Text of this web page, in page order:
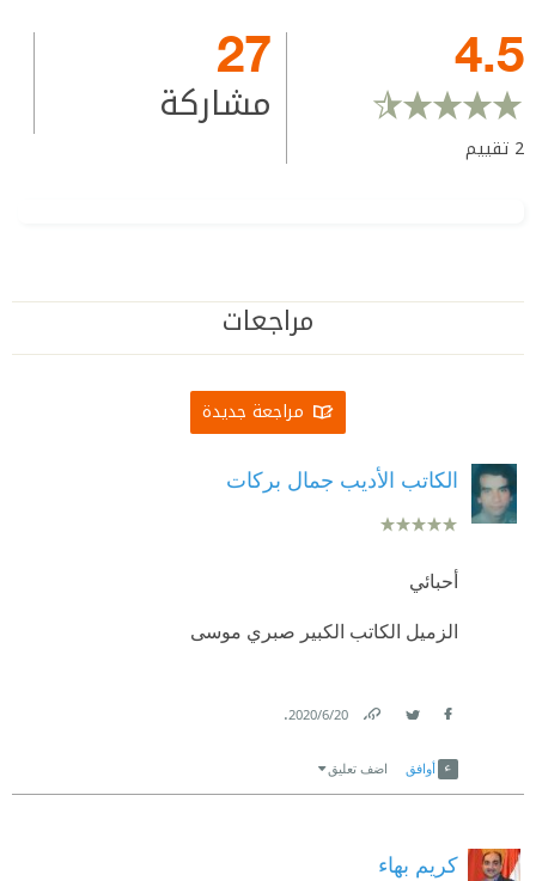
4.5
2 تقييم
27
مشاركة
مراجعات
مراجعة جديدة
الكاتب الأديب جمال بركات
أحبائي
الزميل الكاتب الكبير صبري موسى
20‏/6‏/2020
.
أوافق اضف تعليق
كريم بهاء